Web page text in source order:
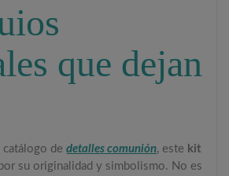
que dejan
catálogo dedetalles comunión, este kit
su originalidad y simbolismo. No es